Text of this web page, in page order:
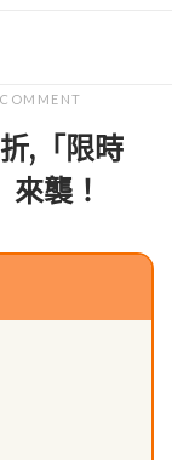
,「限時
襲！